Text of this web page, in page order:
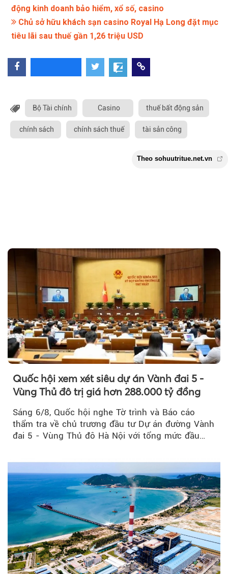
động kinh doanh bảo hiểm, xổ số, casino
Chủ sở hữu khách sạn casino Royal Hạ Long đặt mục
tiêu lãi sau thuế gần 1,26 triệu USD
Bộ Tài chính Casino thuế bất động sản
chính sách chính sách thuế tài sản công
Theo
Quốc hội xem xét siêu dự án Vành đai 5 -
Vùng Thủ đô trị giá hơn 288.000 tỷ đồng
Sáng 6/8, Quốc hội nghe Tờ trình và Báo cáo
thẩm tra về chủ trương đầu tư Dự án đường Vành
đai 5 - Vùng Thủ đô Hà Nội với tổng mức đầu